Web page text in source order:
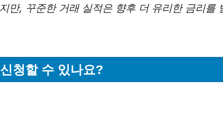
만, 꾸준한 거래 실적은 향후 더 유리한 금리를
청할 수 있나요?